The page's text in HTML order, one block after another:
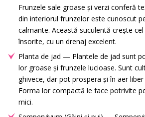
Frunzele sale groase și verzi conferă
din interiorul frunzelor este cunoscut
calmante. Această suculentă crește
însorite, cu un drenaj excelent.
Planta de jad — Plantele de jad sunt
lor groase și frunzele lucioase. Sunt
ghivece, dar pot prospera și în aer
Forma lor compactă le face potrivite
mici.